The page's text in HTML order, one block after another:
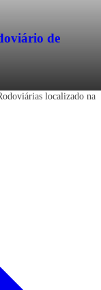
de
localizado na